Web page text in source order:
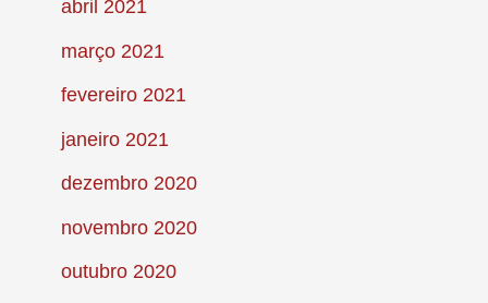
abril 2021
março 2021
fevereiro 2021
janeiro 2021
dezembro 2020
novembro 2020
outubro 2020